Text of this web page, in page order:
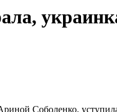
Соболенко,